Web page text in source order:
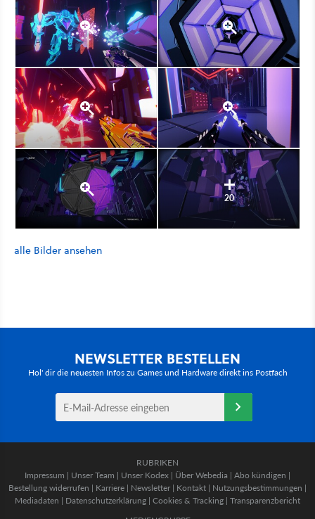
20
alle Bilder ansehen
NEWSLETTER BESTELLEN
Hol' dir die neuesten Infos zu Games und Hardware direkt ins Postfach
RUBRIKEN
Impressum | Unser Team | Unser Kodex | Über Webedia | Abo kündigen |
Bestellung widerrufen | Karriere | Newsletter | Kontakt | Nutzungsbestimmungen |
Mediadaten | Datenschutzerklärung | Cookies & Tracking | Transparenzbericht